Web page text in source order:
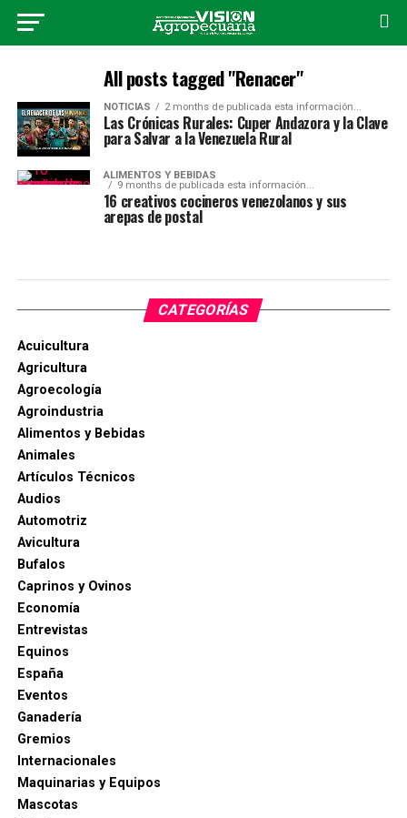
All posts tagged "Renacer"
NOTICIAS 2 months de publicada esta información...
Las Crónicas Rurales: Cuper Andazora y la Clave
para Salvar a la Venezuela Rural
ALIMENTOS Y BEBIDAS
9 months de publicada esta información...
16 creativos cocineros venezolanos y sus
arepas de postal
CATEGORÍAS
Acuicultura
Agricultura
Agroecología
Agroindustria
Alimentos y Bebidas
Animales
Artículos Técnicos
Audios
Automotriz
Avicultura
Bufalos
Caprinos y Ovinos
Economía
Entrevistas
Equinos
España
Eventos
Ganadería
Gremios
Internacionales
Maquinarias y Equipos
Mascotas